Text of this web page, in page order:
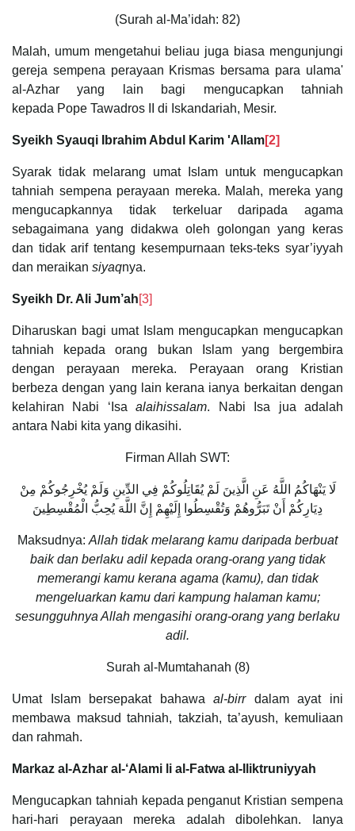
(Surah al-Ma’idah: 82)
Malah, umum mengetahui beliau juga biasa mengunjungi
gereja sempena perayaan Krismas bersama para ulama'
al-Azhar yang lain bagi mengucapkan tahniah
kepada Pope Tawadros II di Iskandariah, Mesir.
Syeikh Syauqi Ibrahim Abdul Karim 'Allam[2]
Syarak tidak melarang umat Islam untuk mengucapkan
tahniah sempena perayaan mereka. Malah, mereka yang
mengucapkannya tidak terkeluar daripada agama
sebagaimana yang didakwa oleh golongan yang keras
dan tidak arif tentang kesempurnaan teks-teks syar’iyyah
dan meraikan siyaqnya.
Syeikh Dr. Ali Jum’ah[3]
Diharuskan bagi umat Islam mengucapkan mengucapkan
tahniah kepada orang bukan Islam yang bergembira
dengan perayaan mereka. Perayaan orang Kristian
berbeza dengan yang lain kerana ianya berkaitan dengan
kelahiran Nabi ‘Isaalaihissalam. Nabi Isa jua adalah
antara Nabi kita yang dikasihi.
Firman Allah SWT:
لَا يَنْهَاكُمُ اللَّهُ عَنِ الَّذِينَ لَمْ يُقَاتِلُوكُمْ فِي الدِّينِ وَلَمْ يُخْرِجُوكُمْ مِنْ
دِيَارِكُمْ أَنْ تَبَرُّوهُمْ وَتُقْسِطُوا إِلَيْهِمْ إِنَّ اللَّهَ يُحِبُّ الْمُقْسِطِينَ
Maksudnya: Allah tidak melarang kamu daripada berbuat
baik dan berlaku adil kepada orang-orang yang tidak
memerangi kamu kerana agama (kamu), dan tidak
mengeluarkan kamu dari kampung halaman kamu;
sesungguhnya Allah mengasihi orang-orang yang berlaku
adil.
Surah al-Mumtahanah (8)
Umat Islam bersepakat bahawaal-birrdalam ayat ini
membawa maksud tahniah, takziah, ta’ayush, kemuliaan
dan rahmah.
Markaz al-Azhar al-‘Alami li al-Fatwa al-Iliktruniyyah
Mengucapkan tahniah kepada penganut Kristian sempena
hari-hari perayaan mereka adalah dibolehkan. Ianya